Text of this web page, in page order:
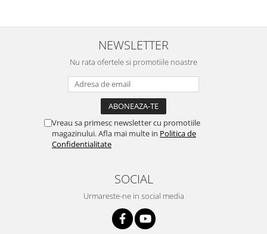
NEWSLETTER
Nu rata ofertele si promotiile noastre
Vreau sa primesc newsletter cu promotiile
magazinului. Afla mai multe in Politica de
Confidentialitate
SOCIAL
Urmareste-ne in social media